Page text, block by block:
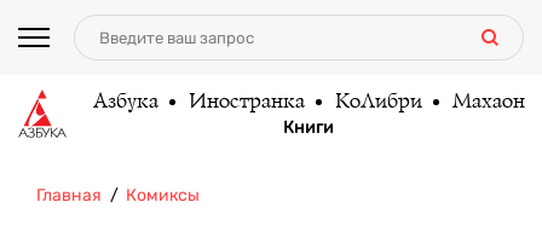
Азбука Иностранка КоЛибри Махаон
Книги
Главная Комиксы